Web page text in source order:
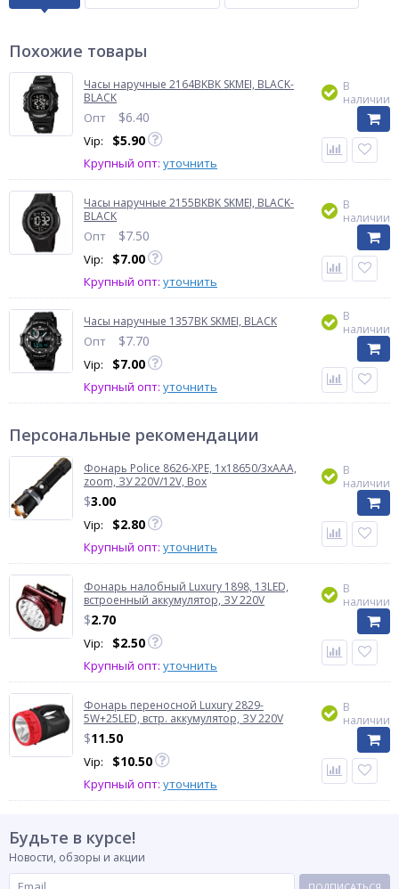
Похожие товары
Часы наручные 2164BKBK SKMEI, BLACK-
BLACK
Опт $6.40
Vip: $5.90
Крупный опт: уточнить
В
наличии
Часы наручные 2155BKBK SKMEI, BLACK-
BLACK
Опт $7.50
Vip: $7.00
Крупный опт: уточнить
В
наличии
Часы наручные 1357BK SKMEI, BLACK
Опт $7.70
Vip: $7.00
Крупный опт: уточнить
В
наличии
Персональные рекомендации
Фонарь Police 8626-XPE, 1х18650/3xAAA,
zoom, ЗУ 220V/12V, Box
$3.00
Vip: $2.80
Крупный опт: уточнить
В
наличии
Фонарь налобный Luxury 1898, 13LED,
встроенный аккумулятор, ЗУ 220V
$2.70
Vip: $2.50
Крупный опт: уточнить
В
наличии
Фонарь переносной Luxury 2829-
5W+25LED, встр. аккумулятор, ЗУ 220V
$11.50
Vip: $10.50
Крупный опт: уточнить
В
наличии
Будьте в курсе!
Новости, обзоры и акции
ПОДПИСАТЬСЯ